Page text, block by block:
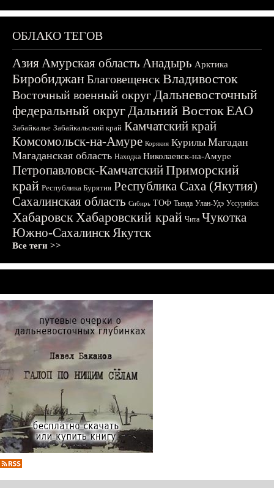
ОБЛАКО ТЕГОВ
АзияАмурская область Анадырь Арктика
БиробиджанБлаговещенскВладивосток
Восточный военный округДальневосточный
федеральный округДальний ВостокЕАО
Забайкалье Забайкальский край Камчатский край
Комсомольск-на-Амуре Корякия Курилы Магадан
Магаданская область Находка Николаевск-на-Амуре
Петропавловск-КамчатскийПриморский
край Республика Бурятия Республика Саха (Якутия)
Сахалинская область Сибирь ТОФ Тында Улан-Удэ Уссурийск
ХабаровскХабаровский край Чита Чукотка
Южно-СахалинскЯкутск
Все теги >>